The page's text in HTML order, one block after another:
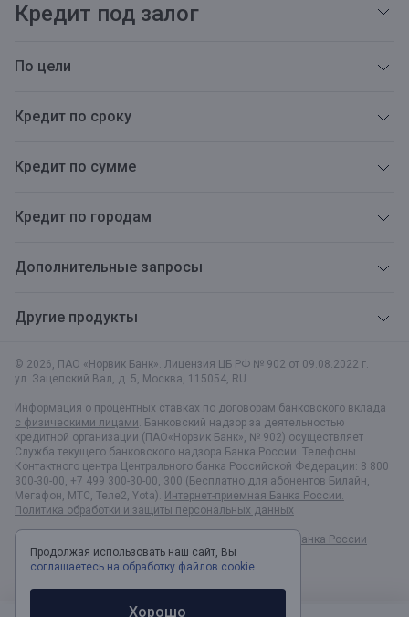
© 2026, ПАО «Норвик Банк». Лицензия ЦБ РФ № 902 от 09.08.2022 г.
ул. Зацепский Вал, д. 5, Москва, 115054, RU
Информация о процентных ставках по договорам банковского вклада
с физическими лицами. Банковский надзор за деятельностью
кредитной организации (ПАО«Норвик Банк», № 902) осуществляет
Служба текущего банковского надзора Банка России. Телефоны
Контактного центра Центрального банка Российской Федерации: 8 800
300-30-00, +7 499 300-30-00, 300 (Бесплатно для абонентов Билайн,
Мегафон, МТС, Теле2, Yota). Интернет-приемная Банка России.
Политика обработки и защиты персональных данных
Раскрытие информации в соответствии c Указанием Банка России
№6496-У
Кредит под залог
По цели
Кредит по сроку
Кредит по сумме
Кредит по городам
Дополнительные запросы
Другие продукты
Продолжая использовать наш сайт, Вы
соглашаетесь на обработку файлов cookie
Хорошо